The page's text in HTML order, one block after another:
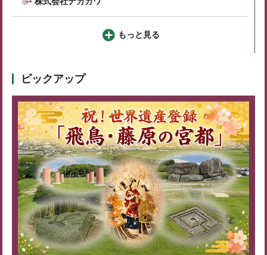
もっと見る
ピックアップ